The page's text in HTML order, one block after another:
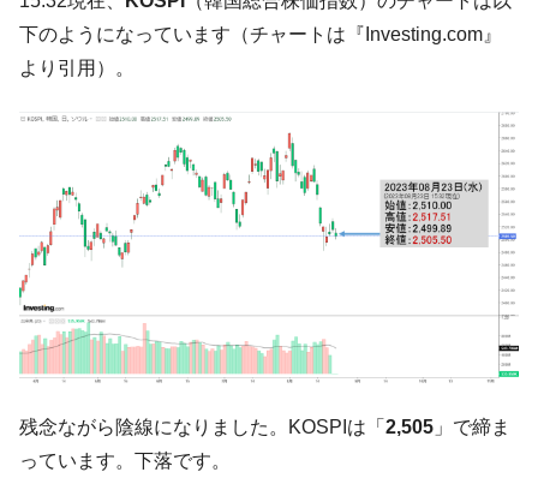
『Money1』
韓国大統領府ボンクラ政策室長が告発され
た ⇒ 国家が行った恐るべき株価操作であり、空前の国政壟
『Money1』
韓国･警察職員が「丸刈りになって抗議活
『Money1』
中国だけが鉄鋼輸出を異常増加させる ⇒ 中
国の過剰生産が世界を蝕む。
『Money1』
韓国製造業「半導体絶好調」のウラで他業
種は全般的「不調」⇒ PSIが示す現況は決して良くない。
『Money1』
ン』1人当たり賠償10万ウォンを認定 ⇒ 総額3兆7,000億
韓国で猛暑。南東部では干ばつ
『Money1』
韓国型イージス搭載の次世代駆逐艦
「KDDX」1番艦、2032年竣工と公示
下のようになっています（チャートは『Investing.com』
より引用）。
残念ながら陰線になりました。KOSPIは「 2,505 」で締ま
っています。下落です。